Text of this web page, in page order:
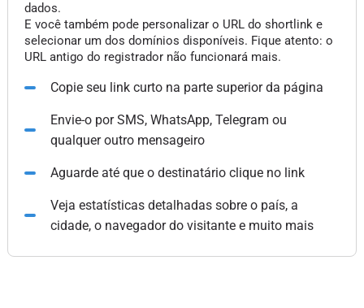
dados.
E você também pode personalizar o URL do shortlink e
selecionar um dos domínios disponíveis. Fique atento: o
URL antigo do registrador não funcionará mais.
Copie seu link curto na parte superior da página
Envie-o por SMS, WhatsApp, Telegram ou
qualquer outro mensageiro
Aguarde até que o destinatário clique no link
Veja estatísticas detalhadas sobre o país, a
cidade, o navegador do visitante e muito mais